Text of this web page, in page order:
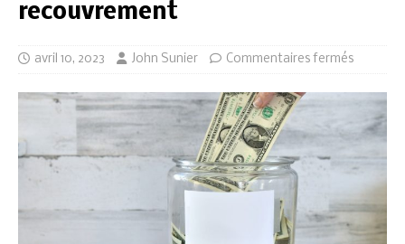
recouvrement
avril 10, 2023 John Sunier Commentaires fermés